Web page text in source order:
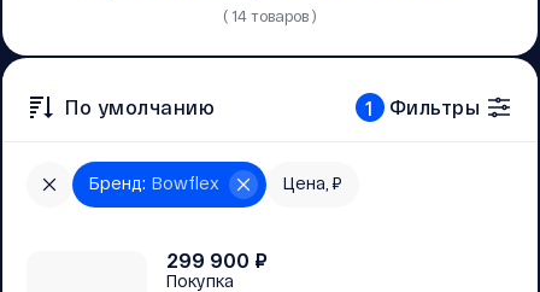
( 14 товаров )
По умолчанию 1 Фильтры
Бренд: Bowflex Цена, ₽
299 900 ₽
Покупка